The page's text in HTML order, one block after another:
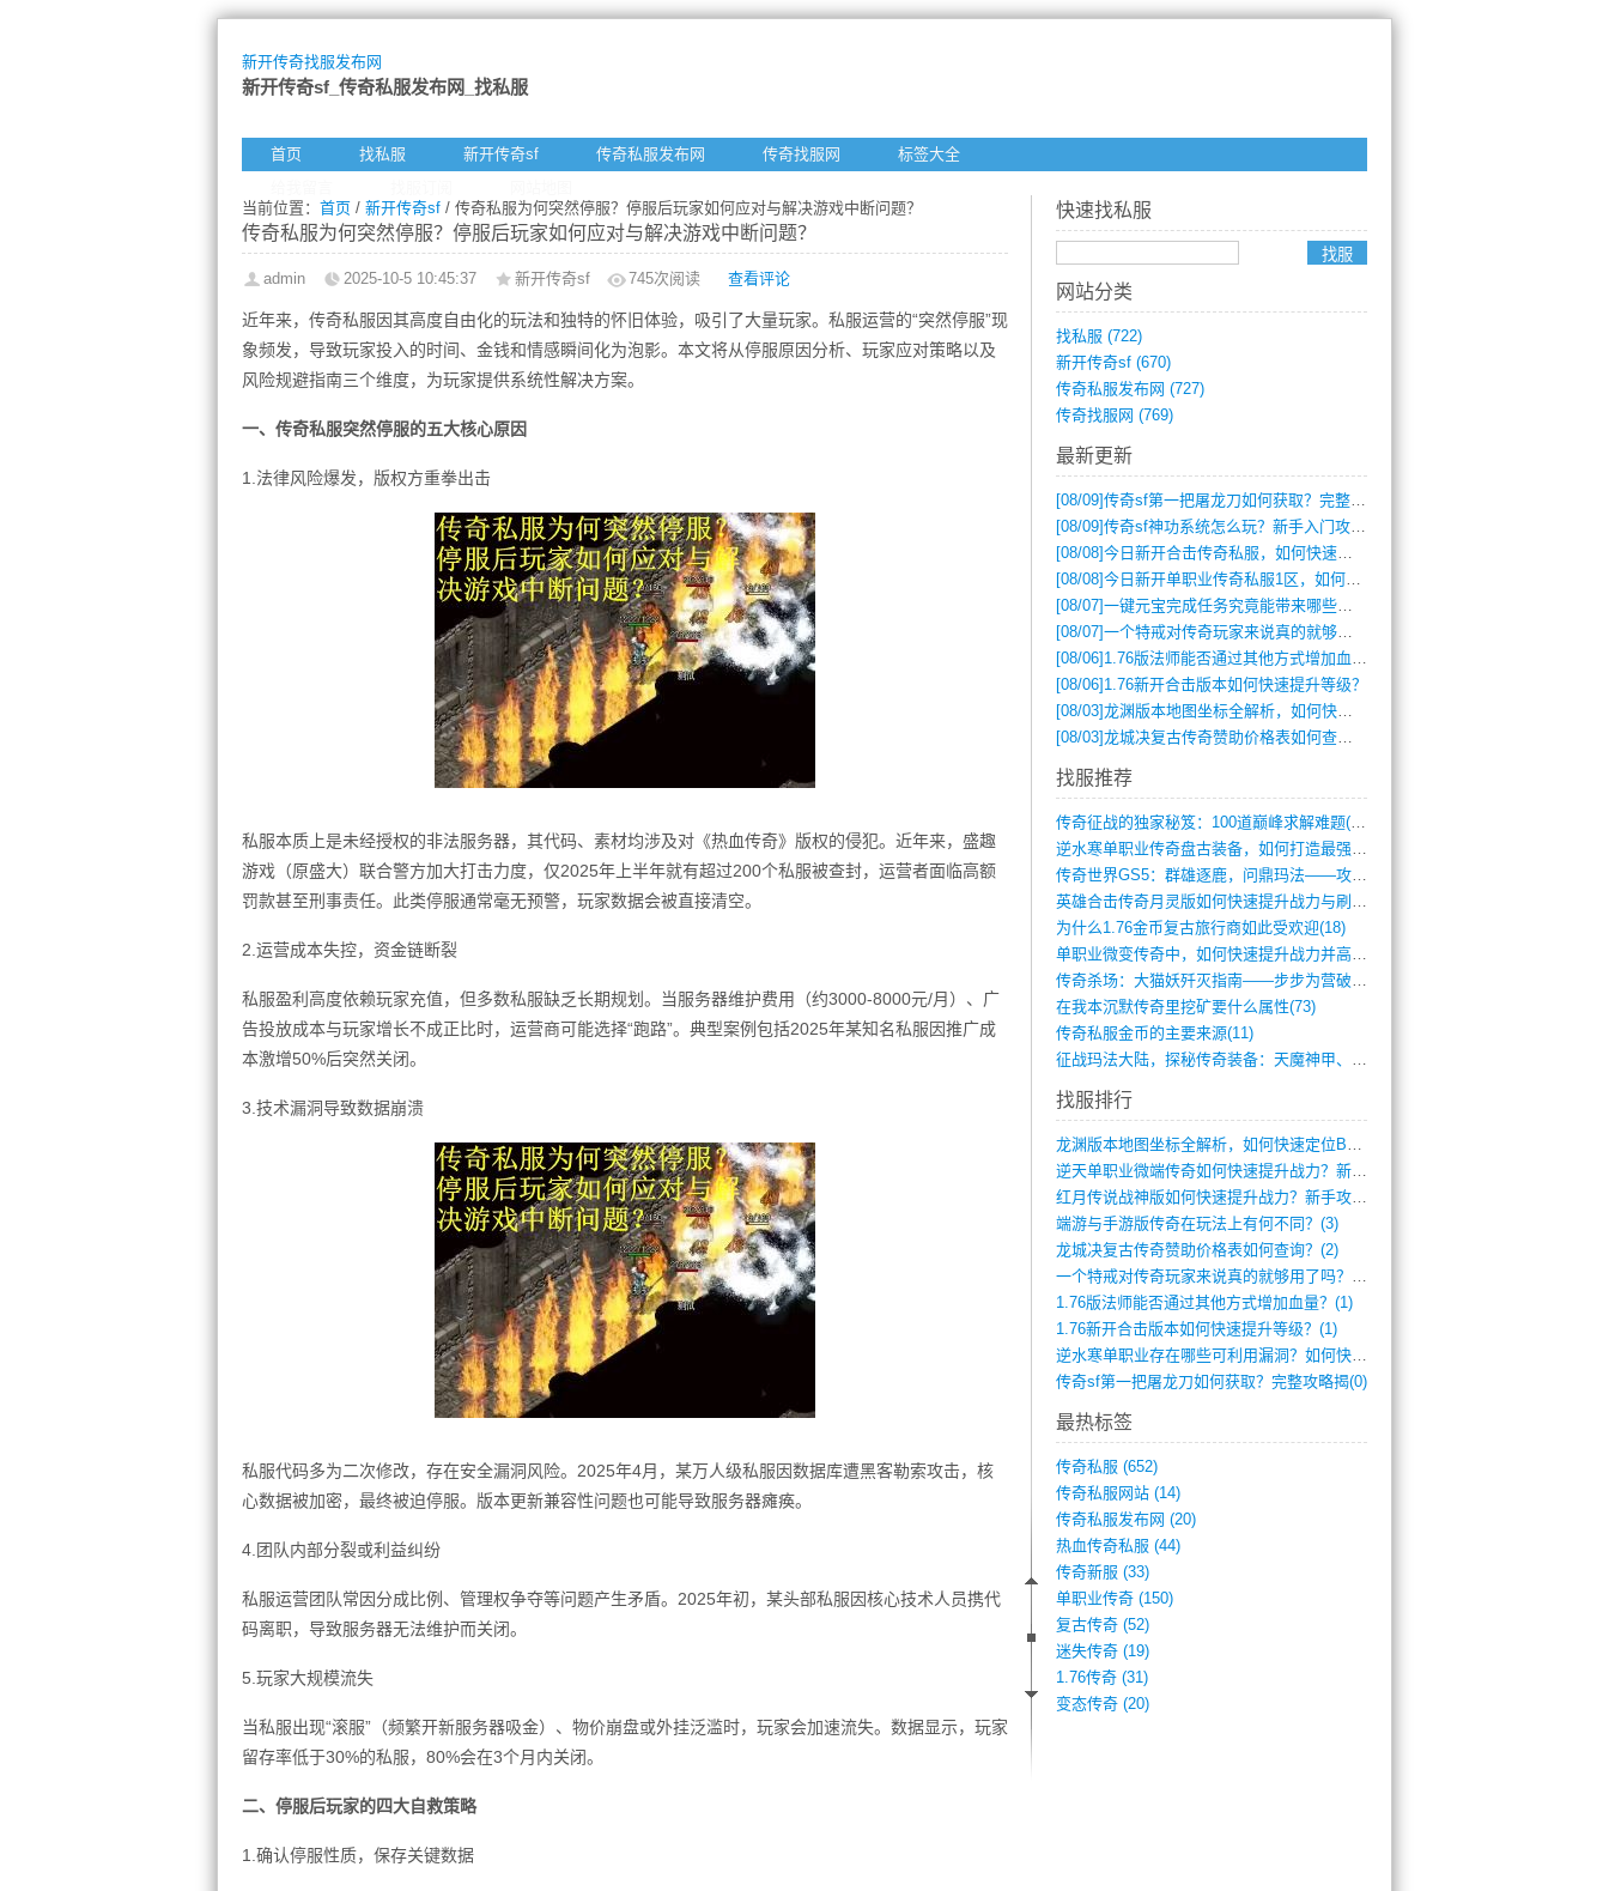
新开传奇找服发布网
新开传奇sf_传奇私服发布网_找私服
首页 找私服 新开传奇sf 传奇私服发布网 传奇找服网
标签大全
当前位置： 首页 / 新开传奇sf / 传奇私服为何突然停服？停服后玩家如何应对与解决游戏中断问题？
传奇私服为何突然停服？停服后玩家如何应对与解决游戏中断问题？
admin 2025-10-5 10:45:37 新开传奇sf 745次阅读 查看评论
近年来，传奇私服因其高度自由化的玩法和独特的怀旧体验，吸引了大量玩家。私服运营的“突然停服”现
象频发，导致玩家投入的时间、金钱和情感瞬间化为泡影。本文将从停服原因分析、玩家应对策略以及
风险规避指南三个维度，为玩家提供系统性解决方案。
一、传奇私服突然停服的五大核心原因
1.法律风险爆发，版权方重拳出击
私服本质上是未经授权的非法服务器，其代码、素材均涉及对《热血传奇》版权的侵犯。近年来，盛趣
游戏（原盛大）联合警方加大打击力度，仅2025年上半年就有超过200个私服被查封，运营者面临高额
罚款甚至刑事责任。此类停服通常毫无预警，玩家数据会被直接清空。
2.运营成本失控，资金链断裂
私服盈利高度依赖玩家充值，但多数私服缺乏长期规划。当服务器维护费用（约3000-8000元/月）、广
告投放成本与玩家增长不成正比时，运营商可能选择“跑路”。典型案例包括2025年某知名私服因推广成
本激增50%后突然关闭。
3.技术漏洞导致数据崩溃
私服代码多为二次修改，存在安全漏洞风险。2025年4月，某万人级私服因数据库遭黑客勒索攻击，核
心数据被加密，最终被迫停服。版本更新兼容性问题也可能导致服务器瘫痪。
4.团队内部分裂或利益纠纷
私服运营团队常因分成比例、管理权争夺等问题产生矛盾。2025年初，某头部私服因核心技术人员携代
码离职，导致服务器无法维护而关闭。
5.玩家大规模流失
当私服出现“滚服”（频繁开新服务器吸金）、物价崩盘或外挂泛滥时，玩家会加速流失。数据显示，玩家
留存率低于30%的私服，80%会在3个月内关闭。
二、停服后玩家的四大自救策略
1.确认停服性质，保存关键数据
快速找私服
网站分类
找私服 (722)
新开传奇sf (670)
传奇私服发布网 (727)
传奇找服网 (769)
最新更新
[08/09]传奇sf第一把屠龙刀如何获取？完整攻略揭秘
[08/09]传奇sf神功系统怎么玩？新手入门攻略全解析
[08/08]今日新开合击传奇私服，如何快速提升角色战力？
[08/08]今日新开单职业传奇私服1区，如何快速升级与获取顶级装备？
[08/07]一键元宝完成任务究竟能带来哪些超值优势？
[08/07]一个特戒对传奇玩家来说真的就够用了吗？
[08/06] 1.76版法师能否通过其他方式增加血量？
[08/06] 1.76新开合击版本如何快速提升等级？
[08/03]龙渊版本地图坐标全解析，如何快速定位BOSS位置？
[08/03]龙城决复古传奇赞助价格表如何查询？
找服推荐
传奇征战的独家秘笈：100道巅峰求解难题(366)
逆水寒单职业传奇盘古装备，如何打造最强战(491)
传奇世界GS5：群雄逐鹿，问鼎玛法——攻(626)
英雄合击传奇月灵版如何快速提升战力与刷装(381)
为什么1.76金币复古旅行商如此受欢迎(18)
单职业微变传奇中，如何快速提升战力并高效(5)
传奇杀场：大猫妖歼灭指南——步步为营破强(347)
在我本沉默传奇里挖矿要什么属性(73)
传奇私服金币的主要来源(11)
征战玛法大陆，探秘传奇装备：天魔神甲、屠(870)
找服排行
龙渊版本地图坐标全解析，如何快速定位BO(4)
逆天单职业微端传奇如何快速提升战力？新手(4)
红月传说战神版如何快速提升战力？新手攻略(3)
端游与手游版传奇在玩法上有何不同？(3)
龙城决复古传奇赞助价格表如何查询？(2)
一个特戒对传奇玩家来说真的就够用了吗？(1)
1.76版法师能否通过其他方式增加血量？(1)
1.76新开合击版本如何快速提升等级？(1)
逆水寒单职业存在哪些可利用漏洞？如何快速(1)
传奇sf第一把屠龙刀如何获取？完整攻略揭(0)
最热标签
传奇私服 (652)
传奇私服网站 (14)
传奇私服发布网 (20)
热血传奇私服 (44)
传奇新服 (33)
单职业传奇 (150)
复古传奇 (52)
迷失传奇 (19)
1.76传奇 (31)
变态传奇 (20)